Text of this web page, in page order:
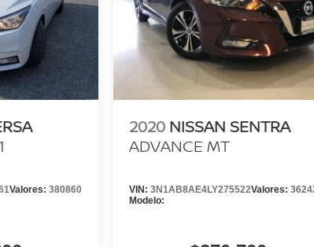
Valores: 380860
2020 NISSAN SENTRA
ADVANCE MT
VIN:3N1AB8AE4LY275522Valores:
Modelo: